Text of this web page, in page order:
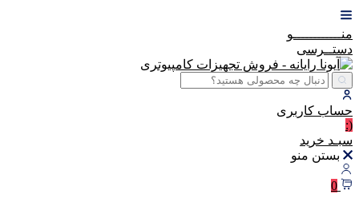
منــــــــــــو
دستــرسی
حساب کاربری
(:
سبـد خرید
بستن منو
0